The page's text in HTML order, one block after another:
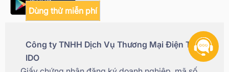
Dùng thử miễn phí
Công ty TNHH Dịch Vụ Thương Mại Điện Tử
IDO